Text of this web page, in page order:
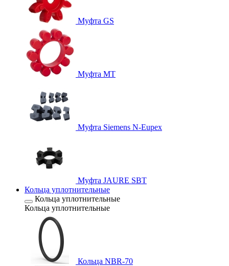
Муфта GS
Муфта MT
Муфта Siemens N-Eupex
Муфта JAURE SBT
Кольца уплотнительные
Кольца уплотнительные
Кольца уплотнительные
Кольца NBR-70